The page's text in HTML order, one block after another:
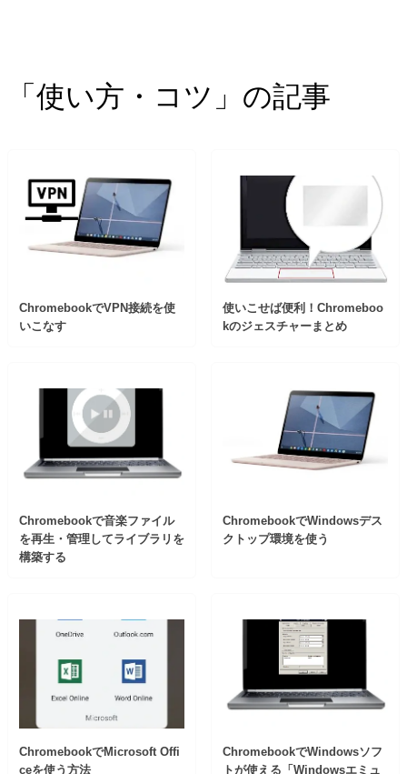
「使い方・コツ」の記事
ChromebookでVPN接続を使
いこなす
使いこせば便利！Chromeboo
kのジェスチャーまとめ
Chromebookで音楽ファイル
を再生・管理してライブラリを
構築する
ChromebookでWindowsデス
クトップ環境を使う
ChromebookでMicrosoft Offi
ceを使う方法
ChromebookでWindowsソフ
トが使える「Windowsエミュ